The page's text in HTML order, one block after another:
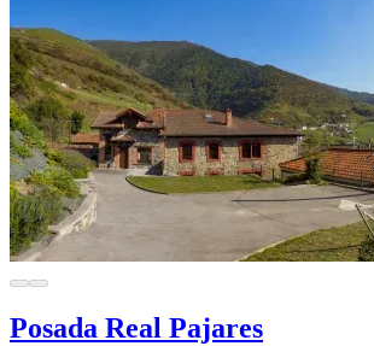
Posada Real Pajares